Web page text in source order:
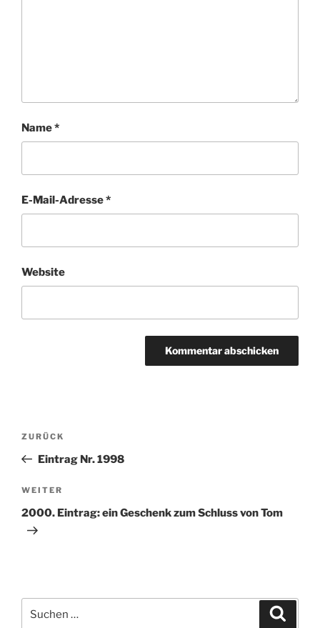
Name*
E-Mail-Adresse*
Website
Beitragsnavigation
Vorheriger
Beitrag
ZURÜCK
Eintrag Nr. 1998
Nächster
Beitrag
WEITER
2000. Eintrag: ein Geschenk zum Schluss von Tom
Suchen